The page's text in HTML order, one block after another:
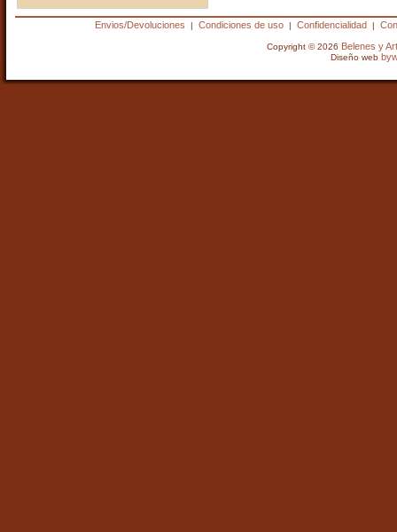
Envios/Devoluciones | Condiciones de uso| Confidencialidad |
Copyright © 2026 Belenes y
Diseño web